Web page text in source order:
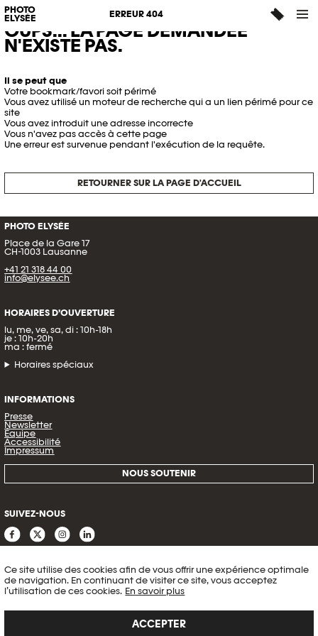
Ce site utilise des cookies afin de vous offrir une expérience optimale
de navigation. En continuant de visiter ce site, vous acceptez
l’utilisation de ces cookies. En savoir plus
ACCEPTER
PHOTO
ELYSÉE
ERREUR 404
OUPS... LA PAGE DEMANDÉE
N'EXISTE PAS.
Il se peut que
Votre bookmark/favori soit périmé
Vous avez utilisé un moteur de recherche qui a un lien périmé pour ce
site
Vous avez introduit une adresse incorrecte
Vous n'avez pas accès à cette page
Une erreur est survenue pendant l'exécution de la requête.
RETOURNER SUR LA PAGE D'ACCUEIL
PHOTO ELYSÉE
Place de la Gare 17
CH-1003 Lausanne
+41 21 318 44 00
info@elysee.ch
HORAIRES D’OUVERTURE
lu, me, ve, sa, di : 10h-18h
je : 10h-20h
ma : fermé
Horaires spéciaux
INFORMATIONS
Presse
Newsletter
Équipe
Accessibilité
Impressum
NOUS SOUTENIR
SUIVEZ-NOUS